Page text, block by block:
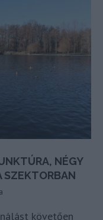
NÉGY
SZEKTORBAN
követően